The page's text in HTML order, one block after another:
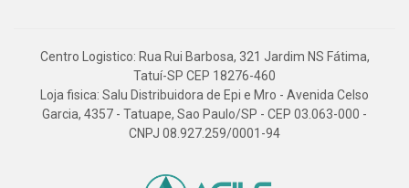
Centro Logistico: Rua Rui Barbosa, 321 Jardim NS Fátima,
Tatuí-SP CEP 18276-460
Loja fisica: Salu Distribuidora de Epi e Mro - Avenida Celso
Garcia, 4357 - Tatuape, Sao Paulo/SP - CEP 03.063-000 -
CNPJ 08.927.259/0001-94